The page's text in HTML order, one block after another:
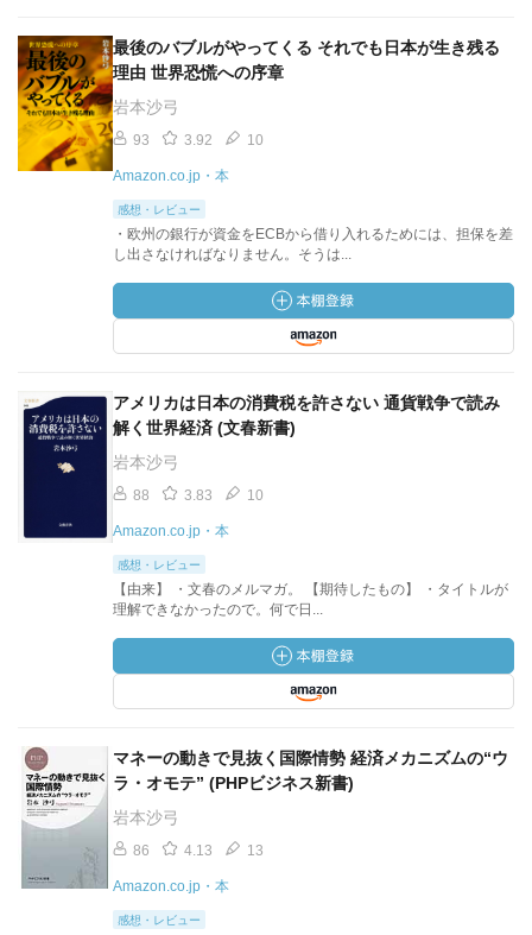
最後のバブルがやってくる それでも日本が生き残る
理由 世界恐慌への序章
岩本沙弓
93 3.92 10
Amazon.co.jp・本
感想・レビュー
・欧州の銀行が資金をECBから借り入れるためには、担保を差
し出さなければなりません。そうは...
アメリカは日本の消費税を許さない 通貨戦争で読み
解く世界経済 (文春新書)
岩本沙弓
88 3.83 10
Amazon.co.jp・本
感想・レビュー
【由来】 ・文春のメルマガ。 【期待したもの】 ・タイトルが
理解できなかったので。何で日...
マネーの動きで見抜く国際情勢 経済メカニズムの“ウ
ラ・オモテ” (PHPビジネス新書)
岩本沙弓
86 4.13 13
Amazon.co.jp・本
感想・レビュー